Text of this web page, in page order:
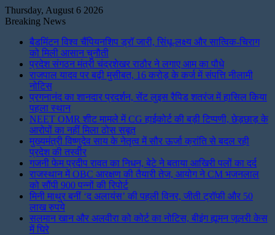
Thursday, August 6 2026
Breaking News
बैडमिंटन विश्व चैंपियनशिप ड्रॉ जारी, सिंधू-लक्ष्य और सात्विक-चिराग
को मिली आसान चुनौती
प्रदेश संगठन मंत्री चंद्रशेखर राठौर ने लगाए आम का पौधे
राजपाल यादव पर बढ़ी मुसीबत, 16 करोड़ के कर्ज में संपत्ति नीलामी
नोटिस
प्रगनानंद का शानदार प्रदर्शन, सेंट लुइस रैपिड शतरंज में हासिल किया
पहला स्थान
NEET OMR शीट मामले में CG हाईकोर्ट की बड़ी टिप्पणी, छेड़छाड़ के
आरोपों का नहीं मिला ठोस सबूत
मुख्यमंत्री विष्णुदेव साय के नेतृत्व में सौर ऊर्जा क्रांति से बदल रही
प्रदेश की तस्वीर
गजनी फेम प्रदीप रावत का निधन, बेटे ने बताया आखिरी पलों का दर्द
राजस्थान में OBC आरक्षण की तैयारी तेज, आयोग ने CM भजनलाल
को सौंपी 900 पन्नों की रिपोर्ट
मिनी माथुर बनीं ‘द अलायंस’ की पहली विनर, जीती ट्रॉफी और 50
लाख रुपये
सलमान खान और अलवीरा को कोर्ट का नोटिस, बीइंग ह्यूमन जूलरी केस
में घिरे